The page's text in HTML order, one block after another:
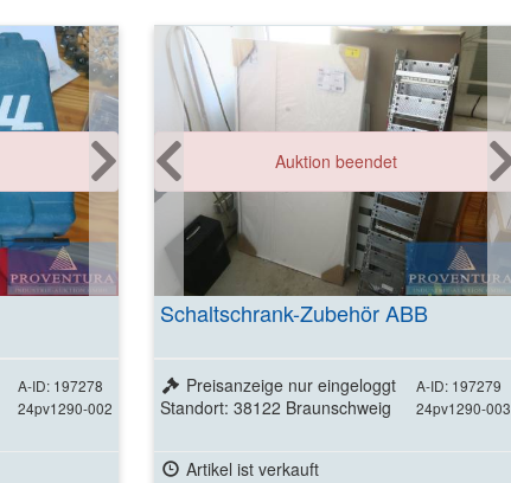
A-ID: 197278
24pv1290-002
Auktion beendet
Schaltschrank-Zubehör ABB
A-ID: 197279
24pv1290-003
Preisanzeige nur eingeloggt
Standort: 38122 Braunschweig
Artikel ist verkauft